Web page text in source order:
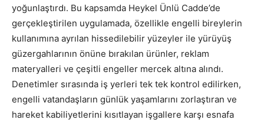
yoğunlaştırdı. Bu kapsamda Heykel Ünlü Cadde’de
gerçekleştirilen uygulamada, özellikle engelli bireylerin
kullanımına ayrılan hissedilebilir yüzeyler ile yürüyüş
güzergahlarının önüne bırakılan ürünler, reklam
materyalleri ve çeşitli engeller mercek altına alındı.
Denetimler sırasında iş yerleri tek tek kontrol edilirken,
engelli vatandaşların günlük yaşamlarını zorlaştıran ve
hareket kabiliyetlerini kısıtlayan işgallere karşı esnafa